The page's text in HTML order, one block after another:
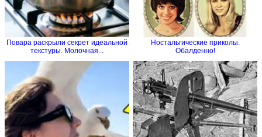
Повара раскрыли секрет идеальной
текстуры. Молочная...
Ностальгические приколы.
Обалденно!